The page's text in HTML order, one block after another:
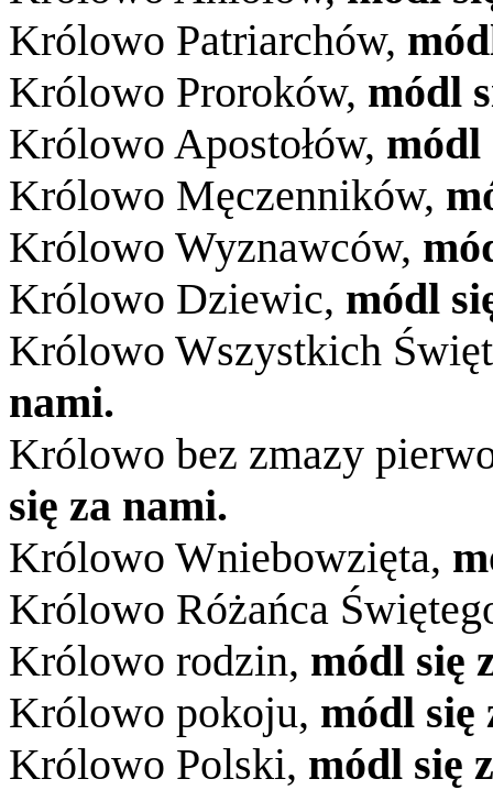
Królowo Patriarchów,
Królowo Proroków, módl
Królowo Apostołów, módl
Królowo Męczenników,
Królowo Wyznawców,
Królowo Dziewic, módl
Królowo Wszystkich
nami.
Królowo bez zmazy
się za nami.
Królowo Wniebowzięta,
Królowo Różańca
Królowo rodzin, módl się
Królowo pokoju, módl się
Królowo Polski, módl się